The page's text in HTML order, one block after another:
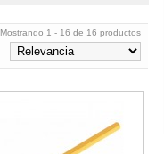
Mostrando 1 - 16 de 16 productos